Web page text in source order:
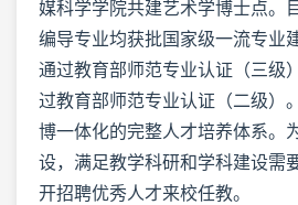
媒科学学院共建艺术学博士点。
编导专业均获批国家级一流专业
通过教育部师范专业认证（三级
过教育部师范专业认证（二级）
博一体化的完整人才培养体系。
设，满足教学科研和学科建设需
开招聘优秀人才来校任教。